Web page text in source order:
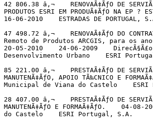
42 806.38 â‚¬    RENOVAÃ‡ÃƒO DE
PRODUTOS ESRI EM PRODUÃ‡ÃƒO NA
16-06-2010    ESTRADAS DE
47 498.72 â‚¬    RENOVAÃ‡ÃƒO DO
Remoto de Produtos ARCGIS, para os
20-05-2010    24-06-2009
Desenvolvimento Urbano    ESRI
85 221.00 â‚¬    PRESTAÃ‡ÃƒO DE
MANUTENÃ‡ÃƒO, APOIO TÃ‰CNICO E
Municipal de Viana do Castelo    ESRI
28 407.00 â‚¬    PRESTAÃ‡ÃƒO DE
MANUTENÃ‡ÃƒO E FORMAÃ‡ÃƒO.
do Castelo    ESRI Portugal, S.A.